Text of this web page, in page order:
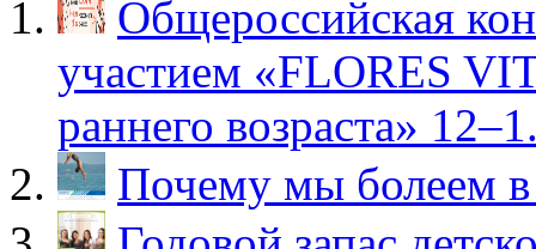
Общероссийская
участием «FLORES
раннего возраста»
Почему мы болеем в